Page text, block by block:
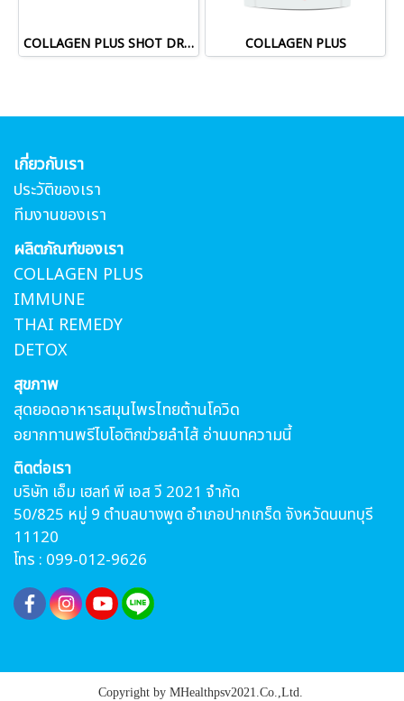
COLLAGEN PLUS SHOT DRINK COLLAGEN PLUS
เกี่ยวกับเรา
ประวัติของเรา
ทีมงานของเรา
ผลิตภัณฑ์ของเรา
COLLAGEN PLUS
IMMUNE
THAI REMEDY
DETOX
สุขภาพ
สุดยอดอาหารสมุนไพรไทยต้านโควิด
อยากทานพรีไบโอติกข่วยลำไส้ อ่านบทความนี้
ติดต่อเรา
บริษัท เอ็ม เฮลท์ พี เอส วี 2021 จำกัด
50/825 หมู่ 9 ตำบลบางพูด อำเภอปากเกร็ด จังหวัดนนทบุรี
11120
โทร : 099-012-9626
Copyright by MHealthpsv2021.Co.,Ltd.